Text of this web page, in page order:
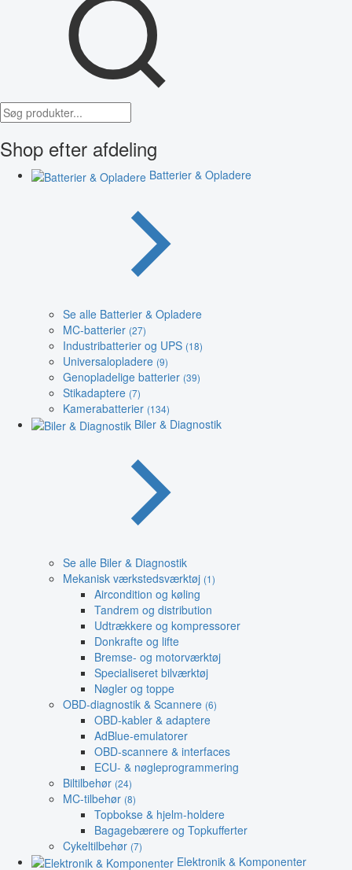
Shop efter afdeling
Batterier & Opladere
Se alle Batterier & Opladere
MC-batterier (27)
Industribatterier og UPS (18)
Universalopladere (9)
Genopladelige batterier (39)
Stikadaptere (7)
Kamerabatterier (134)
Biler & Diagnostik
Se alle Biler & Diagnostik
Mekanisk værkstedsværktøj (1)
Aircondition og køling
Tandrem og distribution
Udtrækkere og kompressorer
Donkrafte og lifte
Bremse- og motorværktøj
Specialiseret bilværktøj
Nøgler og toppe
OBD-diagnostik & Scannere (6)
OBD-kabler & adaptere
AdBlue-emulatorer
OBD-scannere & interfaces
ECU- & nøgleprogrammering
Biltilbehør (24)
MC-tilbehør (8)
Topbokse & hjelm-holdere
Bagagebærere og Topkufferter
Cykeltilbehør (7)
Elektronik & Komponenter